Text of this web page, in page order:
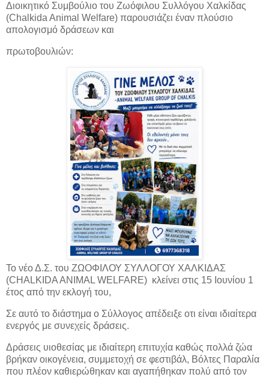
Διοικητικό Συμβούλιο του Ζωόφιλου Συλλόγου Χαλκίδας
(Chalkida Animal Welfare) παρουσιάζει έναν πλούσιο
απολογισμό δράσεων και
πρωτοβουλιών:
Το νέο Δ.Σ. του ΖΩΟΦΙΛΟΥ ΣΥΛΛΟΓΟΥ ΧΑΛΚΙΔΑΣ
(CHALKIDA ANIMAL WELFARE) κλείνει στις 15 Ιουνίου 1
έτος από την εκλογή του,
Σε αυτό το διάστημα ο Σύλλογος απέδειξε οτι είναι ιδιαίτερα
ενεργός με συνεχείς δράσεις.
Δράσεις υιοθεσίας με ιδιαίτερη επιτυχία καθώς πολλά ζώα
βρήκαν οικογένεια, συμμετοχή σε φεστιβάλ, Βόλτες Παραλία
που πλέον καθιερώθηκαν και αγαπήθηκαν πολύ από τον